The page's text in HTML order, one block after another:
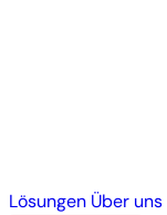
Lösungen Über uns